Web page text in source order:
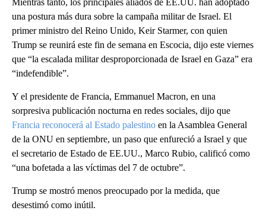
Mientras tanto, los principales aliados de EE.UU. han adoptado
una postura más dura sobre la campaña militar de Israel. El
primer ministro del Reino Unido, Keir Starmer, con quien
Trump se reunirá este fin de semana en Escocia, dijo este viernes
que “la escalada militar desproporcionada de Israel en Gaza” era
“indefendible”.
Y el presidente de Francia, Emmanuel Macron, en una
sorpresiva publicación nocturna en redes sociales, dijo que
Francia reconocerá al Estado palestino en la Asamblea General
de la ONU en septiembre, un paso que enfureció a Israel y que
el secretario de Estado de EE.UU., Marco Rubio, calificó como
“una bofetada a las víctimas del 7 de octubre”.
Trump se mostró menos preocupado por la medida, que
desestimó como inútil.